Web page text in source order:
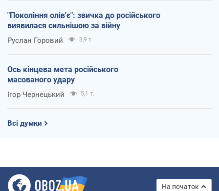
"Покоління олів'є": звичка до російського
виявилася сильнішою за війну
Руслан Горовий 3,9 т.
Ось кінцева мета російського
масованого удару
Ігор Чернецький 5,1 т.
Всі думки
На початок